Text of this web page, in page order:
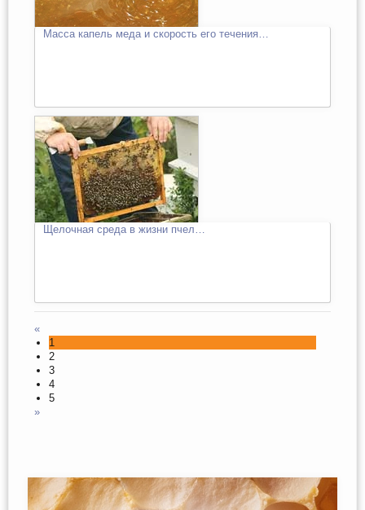
Масса капель меда и скорость его течения…
Щелочная среда в жизни пчел…
«
1
2
3
4
5
»